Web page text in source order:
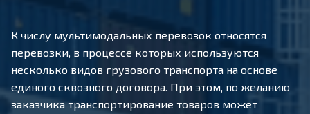
К числу мультимодальных перевозок относятся
перевозки, в процессе которых используются
несколько видов грузового транспорта на основе
единого сквозного договора. При этом, по желанию
заказчика транспортирование товаров может